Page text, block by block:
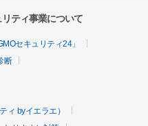
ティ事業について
セキュリティ24」
断
ィ byイエラエ）